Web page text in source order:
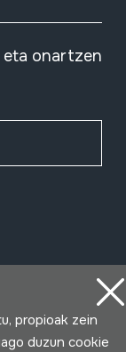
eta onartzen
propioak zein
duzun cookie